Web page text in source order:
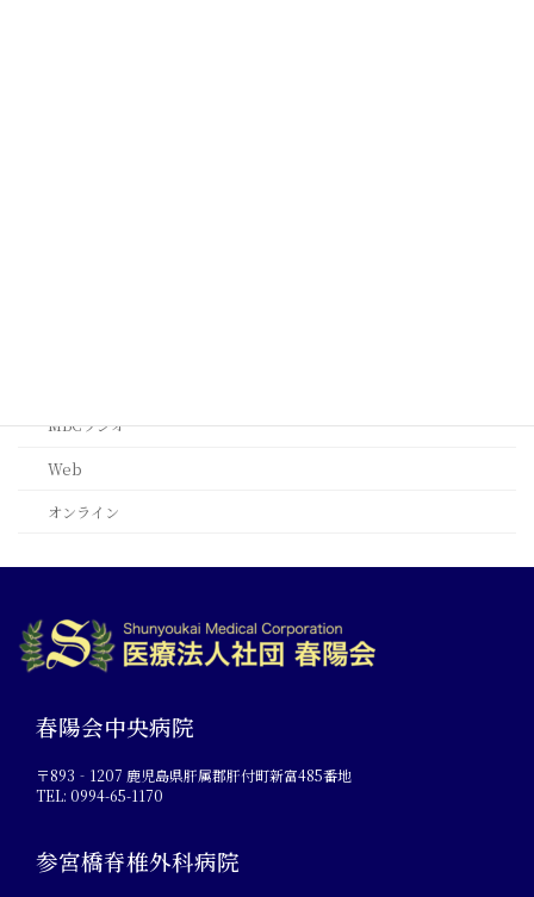
MBCラジオ
Web
オンライン
春陽会中央病院
〒893‐1207 鹿児島県肝属郡肝付町新富485番地
TEL: 0994-65-1170
参宮橋脊椎外科病院